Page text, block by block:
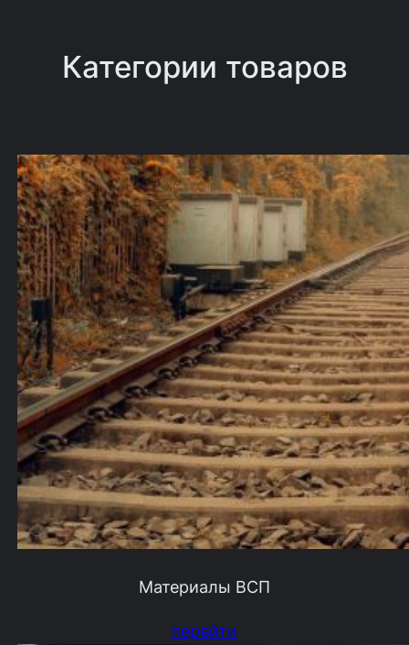
Категории товаров
Материалы ВСП
перейти